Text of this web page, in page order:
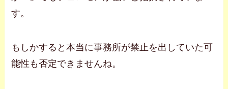
す。
もしかすると本当に事務所が禁止を出していた可
能性も否定できませんね。